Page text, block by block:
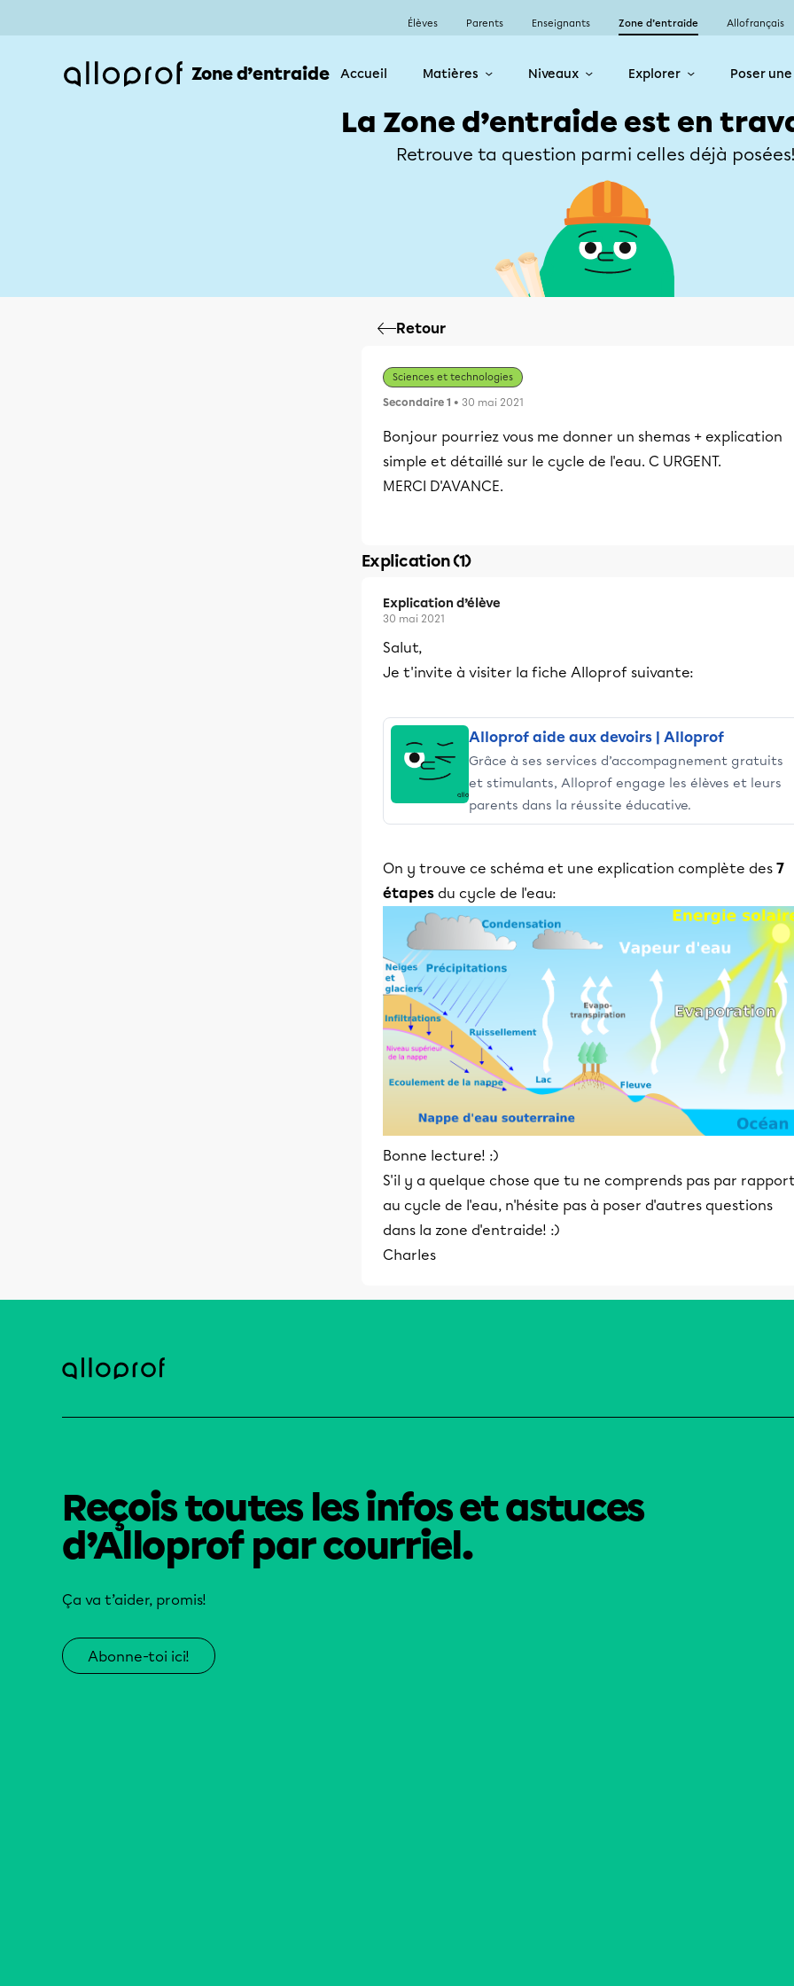
Élèves Parents Enseignants Zone d’entraide Allofrançais
Zone d’entraide Accueil Matières Niveaux Explorer Poser
La Zone d’entraide est en
Retrouve ta question parmi celles déjà
Retour
Sciences et technologies
Secondaire 1 • 30 mai 2021
Bonjour pourriez vous me donner un shemas + explication
simple et détaillé sur le cycle de l'eau. C URGENT.
MERCI D'AVANCE.
Explication (1)
Explication d’élève
30 mai 2021
Salut,
Je t'invite à visiter la fiche Alloprof suivante:
Alloprof aide aux devoirs | Alloprof
Grâce à ses services d’accompagnement gratuits
et stimulants, Alloprof engage les élèves et leurs
parents dans la réussite éducative.
On y trouve ce schéma et une explication complète des 7
étapes du cycle de l'eau:
Bonne lecture! :)
S'il y a quelque chose que tu ne comprends pas par
au cycle de l'eau, n'hésite pas à poser d'autres questions
dans la zone d'entraide! :)
Charles
Reçois toutes les infos et astuces
d’Alloprof par courriel.
Ça va t’aider, promis!
Abonne-toi ici!